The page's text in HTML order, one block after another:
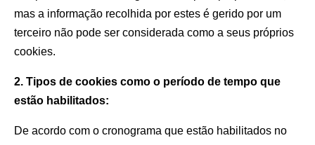
mas a informação recolhida por estes é gerido por um
terceiro não pode ser considerada como a seus próprios
cookies.
2. Tipos de cookies como o período de tempo que
estão habilitados:
De acordo com o cronograma que estão habilitados no